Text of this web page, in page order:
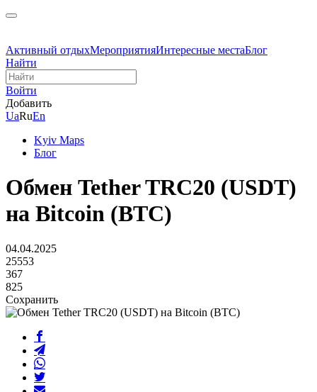
Активный отдыхМероприятияИнтересные местаБлог
Найти
Войти
Добавить
UaRuEn
Kyiv Maps
Блог
Обмен Tether TRC20 (USDT)
на Bitcoin (BTC)
04.04.2025
25553
367
825
Сохранить